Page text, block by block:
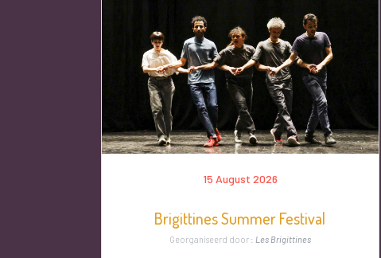
15 August 2026
Brigittines Summer Festival
Georganiseerd door : Les Brigittines